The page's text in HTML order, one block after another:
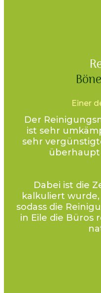
Einer
Der
ist sehr
sehr
überhaupt
Dabei ist die
kalkuliert
sodass die
in Eile die Büros